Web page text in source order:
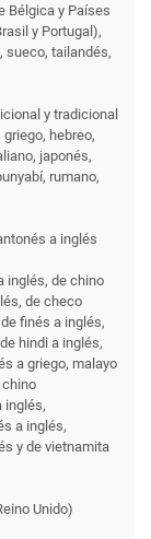
Bélgica y Países
y Portugal),
sueco, tailandés,
y tradicional
hebreo,
japonés,
rumano,
a inglés
inglés, de chino
de checo
finés a inglés,
hindi a inglés,
a griego, malayo
chino
inglés,
a inglés,
y de vietnamita
Unido)